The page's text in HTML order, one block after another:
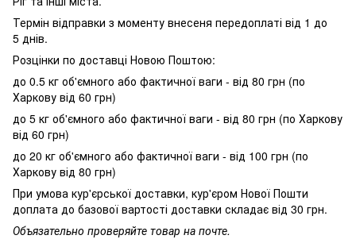
Термін відправки з моменту внесеня передоплаті від 1 до
5 днів.
Розцінки по доставці Новою Поштою:
до 0.5 кг об'ємного або фактичної ваги - від 80 грн (по
Харкову від 60 грн)
до 5 кг об'ємного або фактичної ваги - від 80 грн (по Харкову
від 60 грн)
до 20 кг об'ємного або фактичної ваги - від 100 грн (по
Харкову від 80 грн)
При умова кур'єрської доставки, кур'єром Нової Пошти
доплата до базової вартості доставки складає від 30 грн.
Объязательно проверяйте товар на почте.